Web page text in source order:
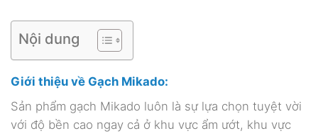
Nội dung
Giới thiệu về Gạch Mikado:
Sản phẩm gạch Mikado luôn là sự lựa chọn tuyệt vời
với độ bền cao ngay cả ở khu vực ẩm ướt, khu vực